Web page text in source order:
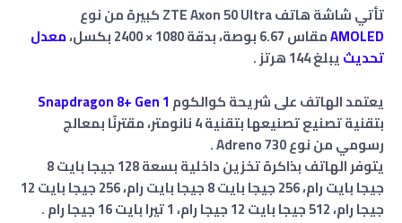
تأتي شاشة هاتف ZTE Axon 50 Ultra كبيرة من نوع
AMOLEDمقاس 6.67 بوصة، بدقة 1080 × 2400 بكسل،
معدل
تحديثيبلغ 144 هرتز .
يعتمد الهاتف على شريحة كوالكوم Snapdragon 8+ Gen 1
بتقنية تصنيع تصنيعها بتقنية 4 نانومتر، مقترنًا بمعالج
رسومي من نوع Adreno 730 .
يتوفر الهاتف بذاكرة تخزين داخلية بسعة 128 جيجا بايت 8
جيجا بايت رام، 256 جيجا بايت 8 جيجا بايت رام، 256 جيجا بايت 12
جيجا رام، 512 جيجا بايت 12 جيجا رام، 1 تيرا بايت 16 جيجا رام .